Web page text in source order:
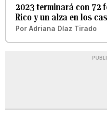
2023 terminará con 72
Rico y un alza en los
Por Adriana Díaz Tirado